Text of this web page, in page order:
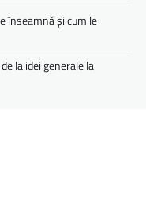
înseamnă și cum le
la idei generale la